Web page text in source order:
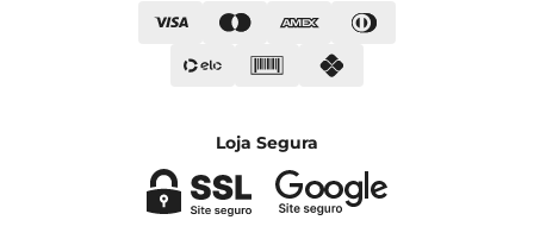
Loja Segura